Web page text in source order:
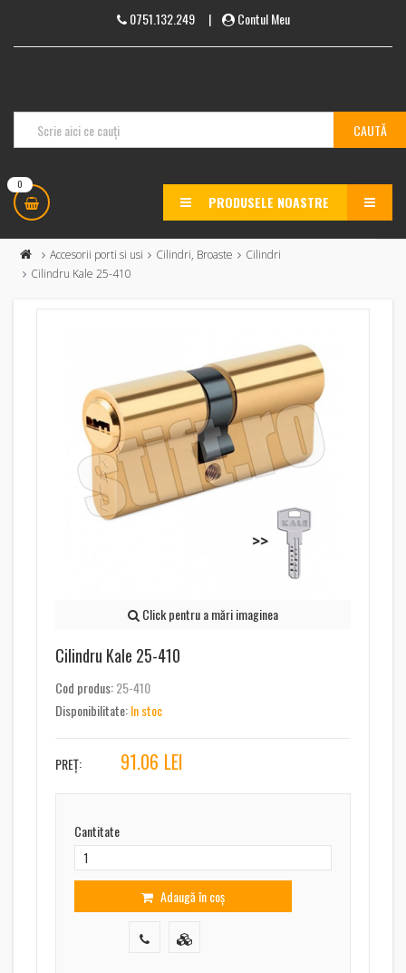
0751.132.249| Contul Meu
0
PRODUSELE NOASTRE MENU
Accesorii porti si usi Cilindri, Broaste
Cilindri
Cilindru Kale 25-410
Click pentru a mări imaginea
Cilindru Kale 25-410
Cod produs:25-410
Disponibilitate:In stoc
PREȚ: 91.06 LEI
Cantitate
Adaugă în coș